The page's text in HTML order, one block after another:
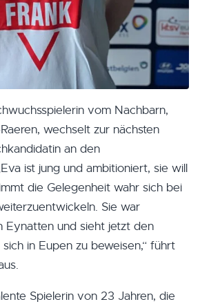
vom Nachbarn,
wechselt zur nächsten
an den
ist jung und ambitioniert, sie will
die Gelegenheit wahr sich bei
Sie war
Eynatten und sieht jetzt den
in Eupen zu beweisen,“ führt
Spielerin von 23 Jahren, die